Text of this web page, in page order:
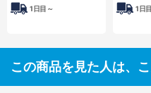
1日目～ 1日
この商品を見た人は、